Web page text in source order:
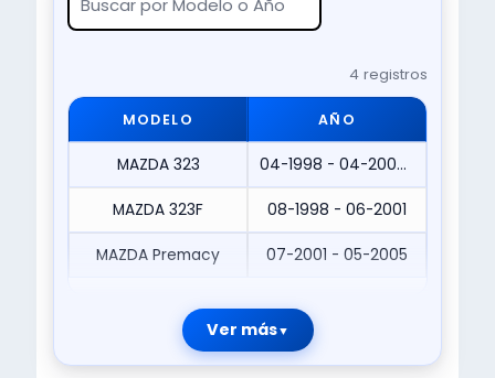
4 registros
MODELO AÑO
MAZDA 323 04-1998 - 04-2004|08-1998 - 04-2004|09-2000 - 09-2003
MAZDA 323F 08-1998 - 06-2001
MAZDA Premacy 07-2001 - 05-2005
Ver más